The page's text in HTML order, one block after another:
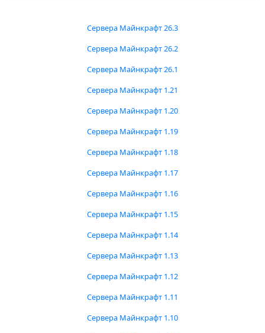
Сервера Майнкрафт 26.3
Сервера Майнкрафт 26.2
Сервера Майнкрафт 26.1
Сервера Майнкрафт 1.21
Сервера Майнкрафт 1.20
Сервера Майнкрафт 1.19
Сервера Майнкрафт 1.18
Сервера Майнкрафт 1.17
Сервера Майнкрафт 1.16
Сервера Майнкрафт 1.15
Сервера Майнкрафт 1.14
Сервера Майнкрафт 1.13
Сервера Майнкрафт 1.12
Сервера Майнкрафт 1.11
Сервера Майнкрафт 1.10